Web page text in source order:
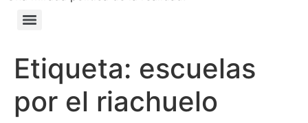
Etiqueta: escuelas
por el riachuelo